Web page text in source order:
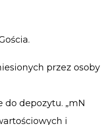
przez osoby
do depozytu. „mN
i